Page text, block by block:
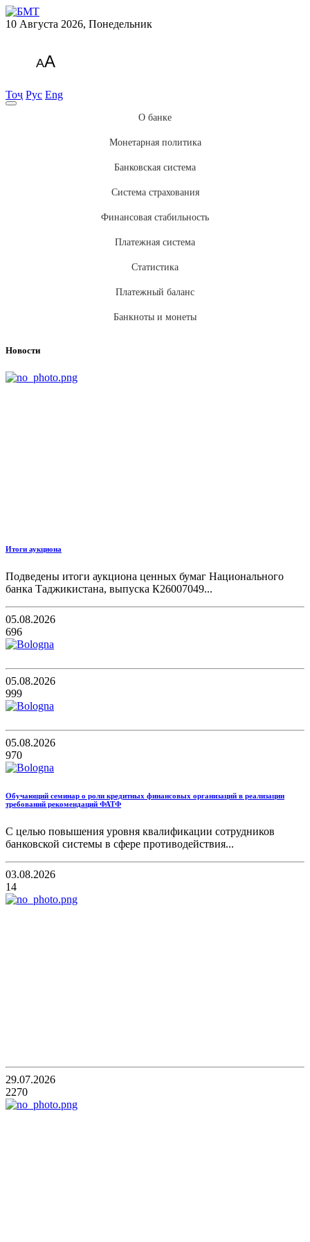
10 Августа 2026, Понедельник
AA
Тоҷ Рус Eng
О банке
Монетарная политика
Банковская система
Система страхования
Финансовая стабильность
Платежная система
Статистика
Платежный баланс
Банкноты и монеты
Новости
Итоги аукциона
Подведены итоги аукциона ценных бумаг Национального
банка Таджикистана, выпуска К26007049...
05.08.2026
696
05.08.2026
999
05.08.2026
970
Обучающий семинар о роли кредитных финансовых организаций в реализации
требований рекомендаций ФАТФ
С целью повышения уровня квалификации сотрудников
банковской системы в сфере противодействия...
03.08.2026
14
29.07.2026
2270